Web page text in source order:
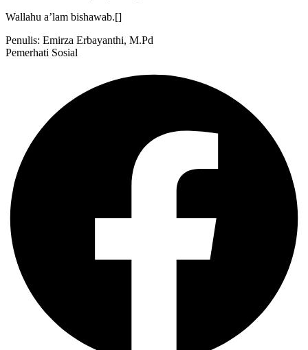
Wallahu a’lam bishawab.[]
Penulis: Emirza Erbayanthi, M.Pd
Pemerhati Sosial